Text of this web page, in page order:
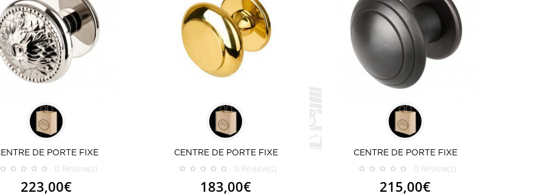
DE PORTE FIXE
0 Review(s)
223,00€
CENTRE DE PORTE FIXE
0 Review(s)
183,00€
CENTRE DE PORTE FIXE
0 Review(s)
215,00€